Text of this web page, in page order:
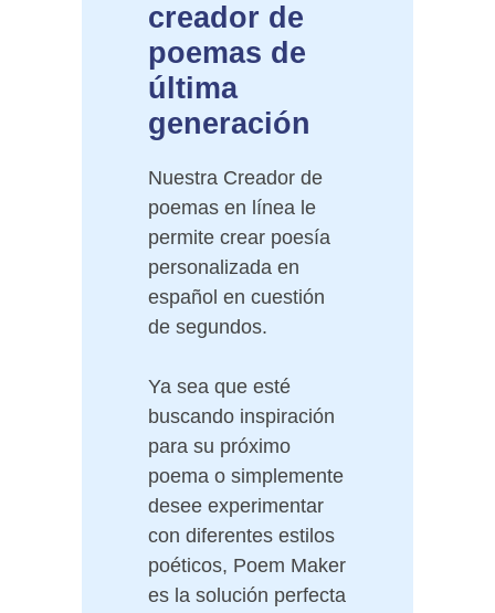
creador de
poemas de
última
generación
Nuestra Creador de
poemas en línea le
permite crear poesía
personalizada en
español en cuestión
de segundos.
Ya sea que esté
buscando inspiración
para su próximo
poema o simplemente
desee experimentar
con diferentes estilos
poéticos, Poem Maker
es la solución perfecta